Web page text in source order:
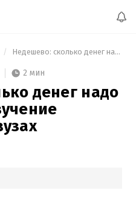
Недешево: сколько денег надо заплатить за изучение английского в вузах
2 мин
денег надо